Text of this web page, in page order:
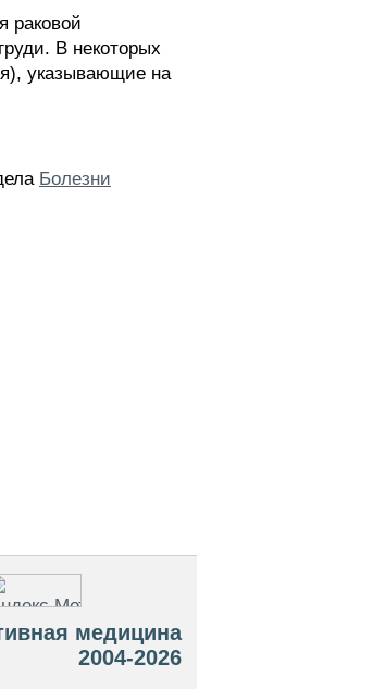
раковой
В некоторых
указывающие на
Болезни
медицина
2004-2026